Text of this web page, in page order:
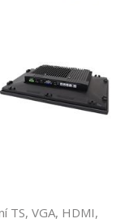
TS, VGA, HDMI,